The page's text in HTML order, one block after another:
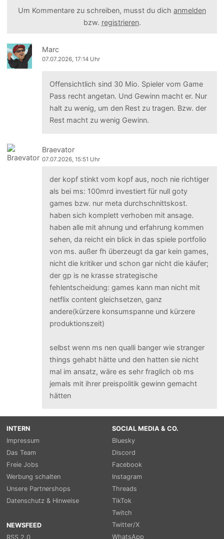
Um Kommentare zu schreiben, musst du dich anmelden
bzw. registrieren.
Marc
07.07.2026, 17:14 Uhr
Offensichtlich sind 30 Mio. Spieler vom Game
Pass recht angetan. Und Gewinn macht er. Nur
halt zu wenig, um den Rest zu tragen. Bzw. der
Rest macht zu wenig Gewinn.
Braevator
07.07.2026, 15:51 Uhr
der kopf stinkt vom kopf aus, noch nie richtiger
als bei ms: 100mrd investiert für null goty
games bzw. nur meta durchschnittskost.
haben sich komplett verhoben mit ansage.
haben alle mit ahnung und erfahrung kommen
sehen, da reicht ein blick in das spiele portfolio
von ms. außer fh überzeugt da gar kein games,
nicht die kritiker und schon gar nicht die käufer;
der gp is ne krasse strategische
fehlentscheidung: games kann man nicht mit
netflix content gleichsetzen, ganz
andere(kürzere konsumspanne und kürzere
produktionszeit)
selbst wenn ms nen qualli banger wie stranger
things gehabt hätte und den hatten sie nicht
mal im ansatz, wäre es sehr fraglich ob ms
jemals mit ihrer preispolitik gewinn gemacht
hätten
INTERN
Impressum
Das Team
Freie Jobs
Werbung schalten
Unsere Partnershops
Datenschutz & Hinweise
NEWSFEED
RSS 2.0
SOCIAL MEDIA & CO.
Bluesky
Discord
Facebook
Instagram
Threads
TikTok
Twitch
Twitter/X
WhatsApp